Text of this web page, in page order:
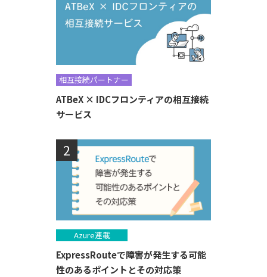
相互接続パートナー
ATBeX × IDCフロンティアの相互接続
サービス
Azure連載
ExpressRouteで障害が発生する可能
性のあるポイントとその対応策